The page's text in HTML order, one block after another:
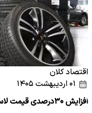
اقتصاد کلان
افزایش ۳۰درصدی قیمت لاستیک + ابلاغیه